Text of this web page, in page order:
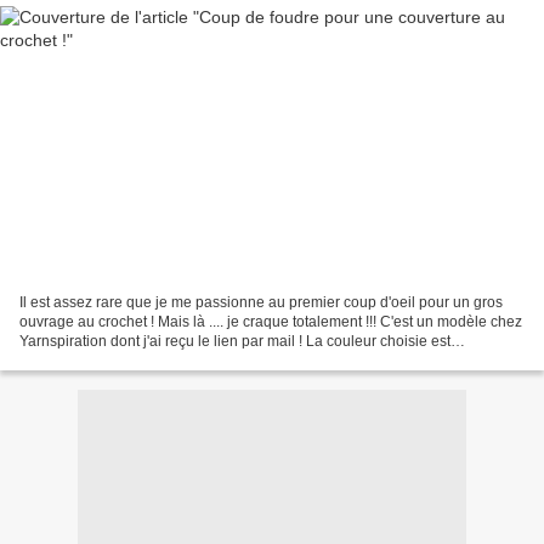
Il est assez rare que je me passionne au premier coup d'oeil pour un gros
ouvrage au crochet ! Mais là .... je craque totalement !!! C'est un modèle chez
Yarnspiration dont j'ai reçu le lien par mail ! La couleur choisie est